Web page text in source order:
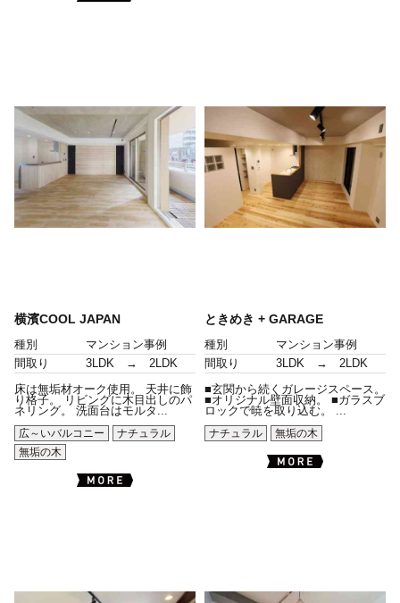
横濱COOL JAPAN
種別
マンション事例
間取り
3LDK → 2LDK
床は無垢材オーク使用。 天井に飾
り格子。 リビングに木目出しのパ
ネリング。 洗面台はモルタ...
広～いバルコニー
ナチュラル
無垢の木
ときめき + GARAGE
種別
マンション事例
間取り
3LDK → 2LDK
■玄関から続くガレージスペース。
■オリジナル壁面収納。 ■ガラスブ
ロックで暁を取り込む。 ...
ナチュラル
無垢の木